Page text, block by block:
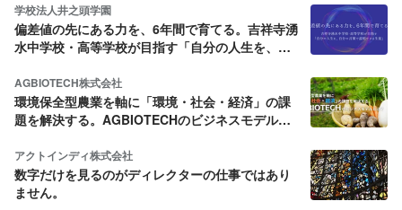
学校法人井之頭学園
偏差値の先にある力を、6年間で育てる。吉祥寺湧
水中学校・高等学校が目指す「自分の人生を、自
AGBIOTECH株式会社
環境保全型農業を軸に「環境・社会・経済」の課
題を解決する。AGBIOTECHのビジネスモデルと
アクトインディ株式会社
数字だけを見るのがディレクターの仕事ではあり
ません。